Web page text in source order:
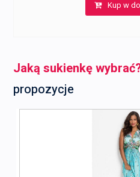
Kup w
Jaką sukienkę
propozycje